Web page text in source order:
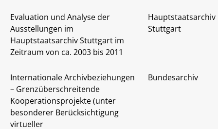
Evaluation und Analyse der
Ausstellungen im
Hauptstaatsarchiv Stuttgart im
Zeitraum von ca. 2003 bis 2011
Hauptstaatsarchiv
Stuttgart
Internationale Archivbeziehungen
– Grenzüberschreitende
Kooperationsprojekte (unter
besonderer Berücksichtigung
virtueller
Bundesarchiv